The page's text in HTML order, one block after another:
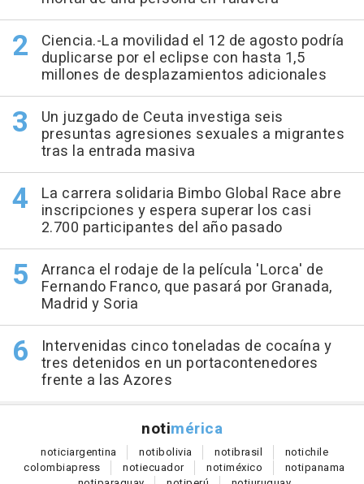
Ciencia.-La movilidad el 12 de agosto podría
duplicarse por el eclipse con hasta 1,5
millones de desplazamientos adicionales
Un juzgado de Ceuta investiga seis
presuntas agresiones sexuales a migrantes
tras la entrada masiva
La carrera solidaria Bimbo Global Race abre
inscripciones y espera superar los casi
2.700 participantes del año pasado
Arranca el rodaje de la película 'Lorca' de
Fernando Franco, que pasará por Granada,
Madrid y Soria
Intervenidas cinco toneladas de cocaína y
tres detenidos en un portacontenedores
frente a las Azores
notimérica
noticiargentina notibolivia notibrasil notichile
colombiapress notiecuador notiméxico notipanama